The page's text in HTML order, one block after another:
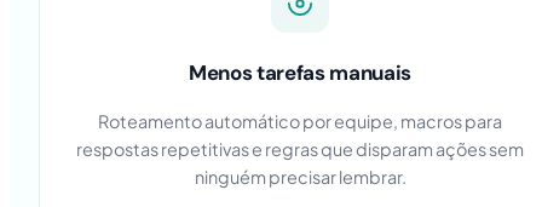
Menos tarefas manuais
Roteamento automático por equipe, macros para
respostas repetitivas e regras que disparam ações sem
ninguém precisar lembrar.